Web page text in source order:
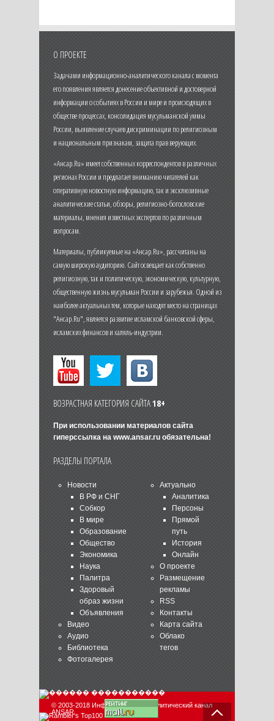
О ПРОЕКТЕ
Задачами информационно-аналитического канала с момента
его появления является донесение объективной и достоверной
информации о событиях в России и мире и происходящих в
обществе процессах, консолидация мусульманской уммы
России, выявление случаев дискриминации по религиозным
и национальным признакам, защита прав верующих.
«Ансар.Ru» имеет собственных корреспондентов в различных
регионах России и предлагает вниманию читателей как
оперативную новостную информацию, так и эксклюзивные
аналитические статьи, обзоры, религиозно-богословские
материалы, мнения известных экспертов по различным
вопросам.
Материалы, публикуемые на «Ансар.Ru», рассчитаны на
самую широкую аудиторию. Сайт освещает как собственно
религиозную, так и политическую, экономическую, культурную,
общественную жизнь мусульман России и зарубежья. Одной из
наиболее актуальных тем, которые находят место на страницах
"Ансар.Ru", является развитие исламской банковской сферы,
исламских финансов и халяль-индустрии.
ВОЗРАСТНАЯ КАТЕГОРИЯ САЙТА18+
При использовании материалов сайта
гиперссылка на www.ansar.ruобязательна!
РАЗДЕЛЫ ПОРТАЛА
Новости
В РФ и СНГ
Собкор
В мире
Образование
Общество
Экономика
Наука
Палитра
Здоровый
образ жизни
Объявления
Видео
Аудио
Библиотека
Фотогалерея
Актуально
Аналитика
Персоны
Прямой
путь
История
Онлайн
О проекте
Размещение
рекламы
RSS
Контакты
Карта сайта
Облако
тегов
© 2003-2018 Информационно-аналитический канал
ANSAR